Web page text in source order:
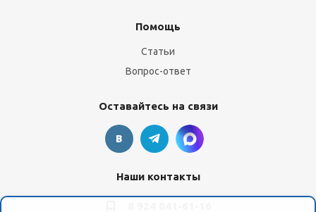
Помощь
Статьи
Вопрос-ответ
Оставайтесь на связи
Наши контакты